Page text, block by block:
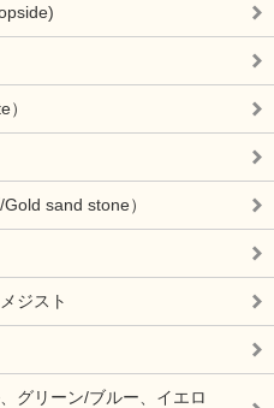
sand stone）
ジスト
グリーン/ブルー、イエロ